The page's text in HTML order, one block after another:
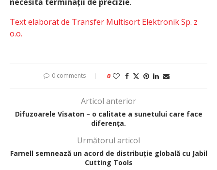
necesită terminații de precizie.
Text elaborat de Transfer Multisort Elektronik Sp. z
o.o.
0 comments 0
Articol anterior
Difuzoarele Visaton – o calitate a sunetului care face
diferența.
Următorul articol
Farnell semnează un acord de distribuție globală cu Jabil
Cutting Tools